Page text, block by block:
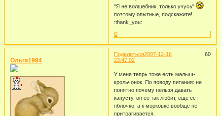
"Я не волшебник, только учусь"
,
поэтому опытные, подскажите!
:thank_you:
0
Поделиться 60
2007-12-16
23:47:02
Ольга1984
У меня тепрь тоже есть малыш-
крольчонок. По поводу питания: не
понятно почему нельзя давать
капусту, он ее так любит, еще ест
яблочко, а к морковке вообще не
притрагивается.